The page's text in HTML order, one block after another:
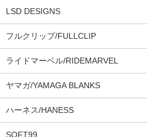
LSD DESIGNS
フルクリップ/FULLCLIP
ライドマーベル/RIDEMARVEL
ヤマガ/YAMAGA BLANKS
ハーネス/HANESS
SOFT99